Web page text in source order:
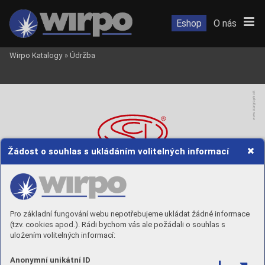
Žádost o souhlas s ukládáním volitelných informací
Pro základní fungování webu nepotřebujeme ukládat žádné informace
(tzv. cookies apod.). Rádi bychom vás ale požádali o souhlas s
uložením volitelných informací:
Anonymní unikátní ID
www
.stargraphic.it
Production since 1957
Quality, Technology,
Eshop O nás
Wirpo Katalogy » Údržba